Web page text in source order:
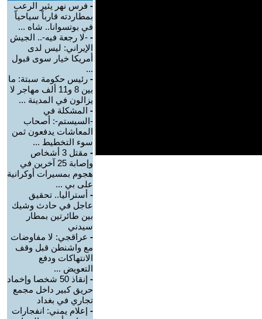
- فرس نهر يثير الرعب
بمطاردته قارباً سياحياً
في بوتسوانا.. شاه ...
- -لا رجعة فيه-.. الجيش
الإيراني: ليس لدى
أمريكا خيار سوى قبول
...
- رئيس حكومة سبتة: ما
بين 8 و11 ألف مهاجر لا
يزالون في المدينة ...
- المشكلة في
-السيستم-: أصحاب
المعاشات يدفعون ثمن
سوء التخطيط ...
-
مقتل 3 أشخاص
وإصابة 25 آخرين في
هجوم بمسيرات أوكرانية
على بي ...
- أستراليا.. تحقيق
عاجل في حادث وشيك
بين طائرتين بمطار
سيدني
- عراقجي: لا مفاوضات
مع واشنطن قبل وقف
الانتهاكات ودفع
التعويض ...
-
إنقاذ 50 شخصا وإخماد
حريق كبير داخل مجمع
تجاري في بغداد
- إعلام يمني: انفجارات